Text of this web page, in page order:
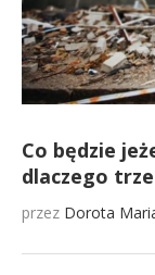
Co będzie
dlaczego
przez Dorota